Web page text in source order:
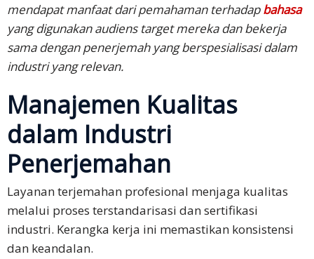
mendapat manfaat dari pemahaman terhadapbahasa
yang digunakan audiens target mereka dan bekerja
sama dengan penerjemah yang berspesialisasi dalam
industri yang relevan.
Manajemen Kualitas
dalam Industri
Penerjemahan
Layanan terjemahan profesional menjaga kualitas
melalui proses terstandarisasi dan sertifikasi
industri. Kerangka kerja ini memastikan konsistensi
dan keandalan.